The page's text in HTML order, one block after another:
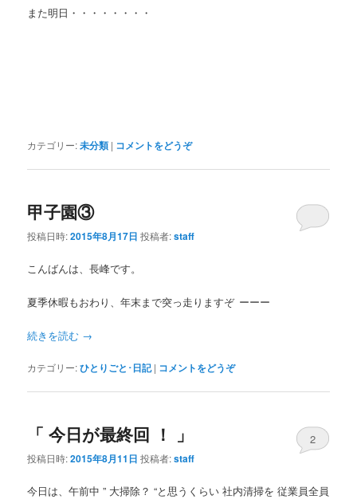
また明日・・・・・・・・
カテゴリー:未分類 | コメントをどうぞ
甲子園③
投稿日時:2015年8月17日 投稿者:staff
こんばんは、長峰です。
夏季休暇もおわり、年末まで突っ走りますぞ ーーー
続きを読む →
カテゴリー:ひとりごと･日記 | コメントをどうぞ
「 今日が最終回 ！ 」
投稿日時:2015年8月11日 投稿者:staff
2
今日は、午前中 ” 大掃除？ “と思うくらい 社内清掃を 従業員全員